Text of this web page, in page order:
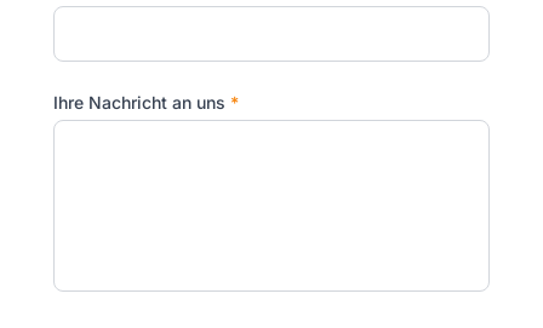
Ihre Nachricht an uns *